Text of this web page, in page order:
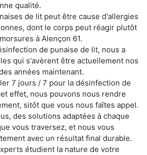
qualité.
de lit peut être cause d'allergies
dont le corps peut réagir plutôt
à Alençon 61.
de punaise de lit, nous a
qui s'avèrent être actuellement nos
années maintenant.
7 jours / 7 pour la désinfection de
effet, nous pouvons nous rendre
sitôt que vous nous faîtes appel.
des solutions adaptées à chaque
vous traversez, et nous vous
avec un résultat final durable.
étudient la nature de votre